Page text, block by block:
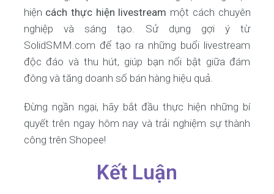
hiện cách thực hiện livestream một cách chuyên
nghiệp và sáng tạo. Sử dụng gợi ý từ
SolidSMM.com để tạo ra những buổi livestream
độc đáo và thu hút, giúp bạn nổi bật giữa đám
đông và tăng doanh số bán hàng hiệu quả.
Đừng ngần ngại, hãy bắt đầu thực hiện những bí
quyết trên ngay hôm nay và trải nghiệm sự thành
công trên Shopee!
Kết Luận